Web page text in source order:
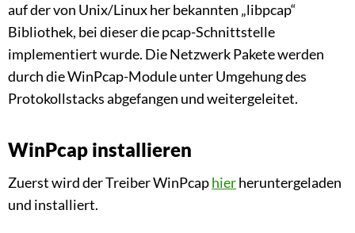
auf der von Unix/Linux her bekannten „libpcap“
Bibliothek, bei dieser die pcap-Schnittstelle
implementiert wurde. Die Netzwerk Pakete werden
durch die WinPcap-Module unter Umgehung des
Protokollstacks abgefangen und weitergeleitet.
WinPcap installieren
Zuerst wird der Treiber WinPcaphierheruntergeladen
und installiert.